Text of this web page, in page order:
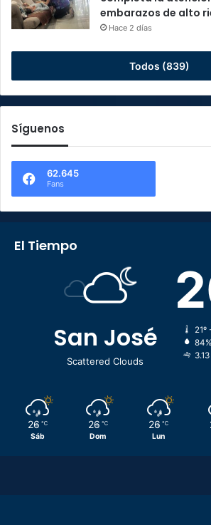
embarazos de alto
Hace 2 días
Todos (839)
Síguenos
62.645
Fans
El Tiempo
San José
Scattered Clouds
21º
84%
26 ℃
Sáb
26 ℃
Dom
26 ℃
Lun